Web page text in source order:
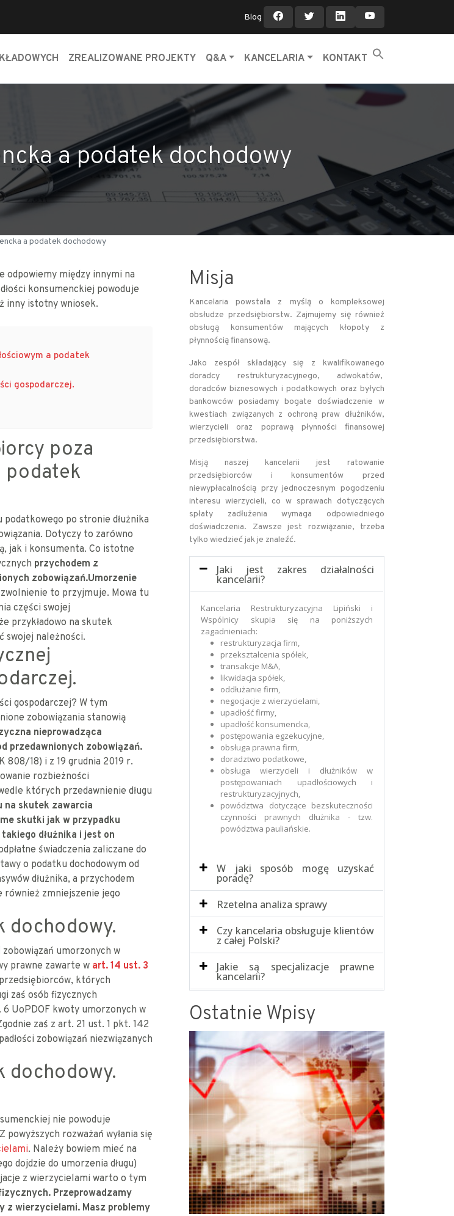
Blog
ZREALIZOWANE PROJEKTY Q&A KANCELARIA KONTAKT
a podatek dochodowy
a podatek dochodowy
odpowiemy między innymi na
konsumenckiej powoduje
inny istotny wniosek.
a podatek
gospodarczej.
poza
podatek
po stronie dłużnika
Dotyczy to zarówno
jak i konsumenta. Co istotne
przychodem z
zobowiązań.Umorzenie
zwolnienie to przyjmuje. Mowa tu
części swojej
przykładowo na skutek
swojej należności.
gospodarczej? W tym
zobowiązania stanowią
nieprowadząca
przedawnionych zobowiązań.
808/18) i z 19 grudnia 2019 r.
rozbieżności
których przedawnienie długu
na skutek zawarcia
skutki jak w przypadku
dłużnika i jest on
świadczenia zaliczane do
o podatku dochodowym od
dłużnika, a przychodem
zmniejszenie jego
dochodowy.
umorzonych w
prawne zawarte w art. 14 ust. 3
których
zaś osób fizycznych
6 UoPDOF kwoty umorzonych w
zaś z art. 21 ust. 1 pkt. 142
zobowiązań niezwiązanych
dochodowy.
nie powoduje
rozważań wyłania się
. Należy bowiem mieć na
dojdzie do umorzenia długu)
z wierzycielami warto o tym
Przeprowadzamy
z wierzycielami. Masz problemy
Misja
Kancelaria powstała z myślą o kompleksowej
obsłudze przedsiębiorstw. Zajmujemy się również
obsługą konsumentów mających kłopoty z
płynnością finansową.
Jako zespół składający się z kwalifikowanego
doradcy restrukturyzacyjnego, adwokatów,
doradców biznesowych i podatkowych oraz byłych
bankowców posiadamy bogate doświadczenie w
kwestiach związanych z ochroną praw dłużników,
wierzycieli oraz poprawą płynności finansowej
przedsiębiorstwa.
Misją naszej kancelarii jest ratowanie
przedsiębiorców i konsumentów przed
niewypłacalnością przy jednoczesnym pogodzeniu
interesu wierzycieli, co w sprawach dotyczących
spłaty zadłużenia wymaga odpowiedniego
doświadczenia. Zawsze jest rozwiązanie, trzeba
tylko wiedzieć jak je znaleźć.
Jaki jest zakres działalności
kancelarii?
Kancelaria Restrukturyzacyjna Lipiński i
Wspólnicy skupia się na poniższych
zagadnieniach:
restrukturyzacja firm,
przekształcenia spółek,
transakcje M&A,
likwidacja spółek,
oddłużanie firm,
negocjacje z wierzycielami,
upadłość firmy,
upadłość konsumencka,
postępowania egzekucyjne,
obsługa prawna firm,
doradztwo podatkowe,
obsługa wierzycieli i dłużników w
postępowaniach upadłościowych i
restrukturyzacyjnych,
powództwa dotyczące bezskuteczności
czynności prawnych dłużnika - tzw.
powództwa pauliańskie.
W jaki sposób mogę uzyskać
poradę?
Rzetelna analiza sprawy
Czy kancelaria obsługuje klientów
z całej Polski?
Jakie są specjalizacje prawne
kancelarii?
Ostatnie Wpisy